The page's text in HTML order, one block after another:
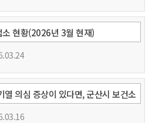
소 현황(2026년 3월 현재)
열 의심 증상이 있다면, 군산시 보건소
확인진단 받으세요!